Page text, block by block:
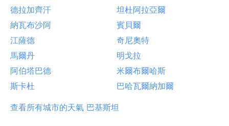
德拉加齊汗
坦杜阿拉亞爾
納瓦布沙阿
賓貝爾
江薩德
奇尼奧特
馬爾丹
明戈拉
阿伯塔巴德
米爾布爾哈斯
斯卡杜
巴哈瓦爾納加爾
查看所有城市的天氣 巴基斯坦